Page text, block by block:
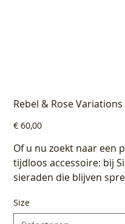
Rebel & Rose Variations
Prijs
€ 60,00
Of u nu zoekt naar een
tijdloos accessoire: bij
sieraden die blijven
Size